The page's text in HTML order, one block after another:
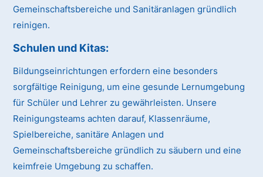
Gemeinschaftsbereiche und Sanitäranlagen gründlich
reinigen.
Schulen und Kitas:
Bildungseinrichtungen erfordern eine besonders
sorgfältige Reinigung, um eine gesunde Lernumgebung
für Schüler und Lehrer zu gewährleisten. Unsere
Reinigungsteams achten darauf, Klassenräume,
Spielbereiche, sanitäre Anlagen und
Gemeinschaftsbereiche gründlich zu säubern und eine
keimfreie Umgebung zu schaffen.